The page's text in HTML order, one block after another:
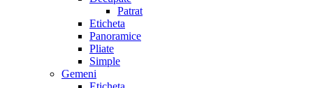
Patrat
Eticheta
Panoramice
Pliate
Simple
Gemeni